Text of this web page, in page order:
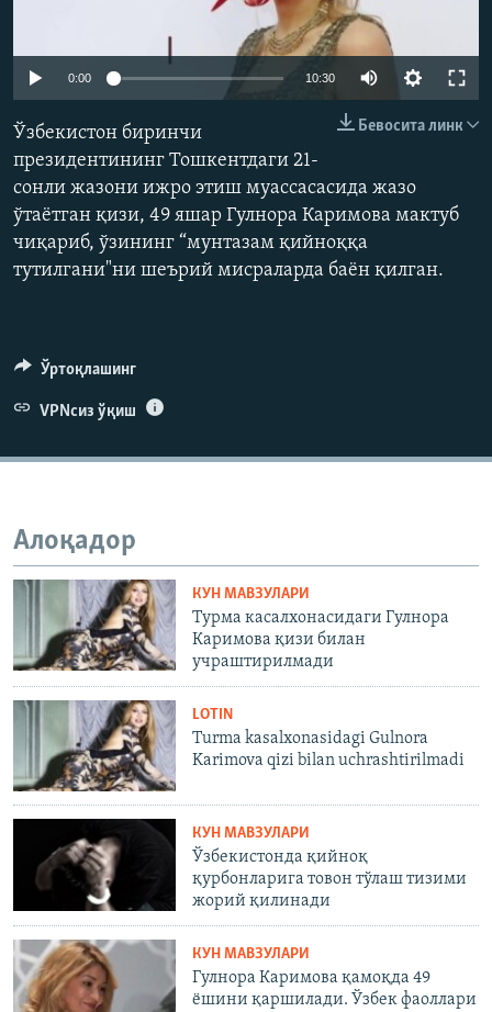
720p 1080p
0:00 10:30
480p
1080p
Бевосита линк
Ўзбекистон биринчи
президентининг Тошкентдаги 21-
сонли жазони ижро этиш муассасасида жазо
ўтаëтган қизи, 49 яшар Гулнора Каримова мактуб
чиқариб, ўзининг “мунтазам қийноққа
тутилгани"ни шеърий мисраларда баëн қилган.
Ўртоқлашинг
VPNсиз ўқиш
Алоқадор
КУН МАВЗУЛАРИ
Турма касалхонасидаги Гулнора
Каримова қизи билан
учраштирилмади
LOTIN
Turma kasalxonasidagi Gulnora
Karimova qizi bilan uchrashtirilmadi
КУН МАВЗУЛАРИ
Ўзбекистонда қийноқ
қурбонларига товон тўлаш тизими
жорий қилинади
КУН МАВЗУЛАРИ
Гулнора Каримова қамоқда 49
ёшини қаршилади. Ўзбек фаоллари